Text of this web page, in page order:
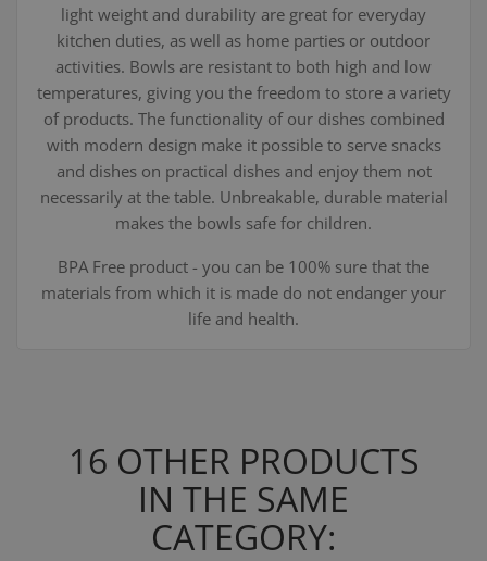
light weight and durability are great for everyday
kitchen duties, as well as home parties or outdoor
activities. Bowls are resistant to both high and low
temperatures, giving you the freedom to store a variety
of products. The functionality of our dishes combined
with modern design make it possible to serve snacks
and dishes on practical dishes and enjoy them not
necessarily at the table. Unbreakable, durable material
makes the bowls safe for children.
BPA Free product - you can be 100% sure that the
materials from which it is made do not endanger your
life and health.
16 OTHER PRODUCTS
IN THE SAME
CATEGORY: